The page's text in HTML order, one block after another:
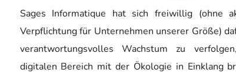
Sages Informatique hat sich freiwillig (ohne
Verpflichtung für Unternehmen unserer Größe)
verantwortungsvolles Wachstum zu
digitalen Bereich mit der Ökologie in Einklang